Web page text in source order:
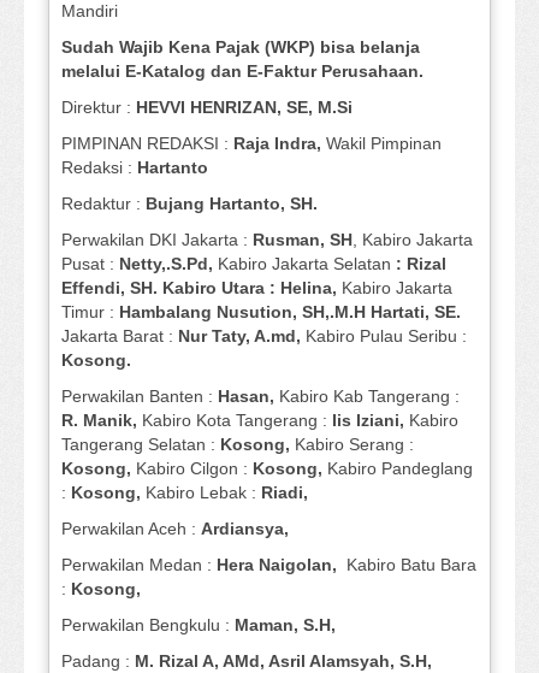
Mandiri
Sudah Wajib Kena Pajak (WKP) bisa belanja
melalui E-Katalog dan E-Faktur Perusahaan.
Direktur : HEVVI HENRIZAN, SE, M.Si
PIMPINAN REDAKSI : Raja Indra, Wakil Pimpinan
Redaksi : Hartanto
Redaktur : Bujang Hartanto, SH.
Perwakilan DKI Jakarta : Rusman, SH, Kabiro Jakarta
Pusat : Netty,.S.Pd, Kabiro Jakarta Selatan : Rizal
Effendi, SH. Kabiro Utara : Helina, Kabiro Jakarta
Timur : Hambalang Nusution, SH,.M.H Hartati, SE.
Jakarta Barat : Nur Taty, A.md, Kabiro Pulau Seribu :
Kosong.
Perwakilan Banten : Hasan, Kabiro Kab Tangerang :
R. Manik, Kabiro Kota Tangerang : Iis Iziani, Kabiro
Tangerang Selatan : Kosong, Kabiro Serang :
Kosong, Kabiro Cilgon : Kosong, Kabiro Pandeglang
: Kosong, Kabiro Lebak : Riadi,
Perwakilan Aceh : Ardiansya,
Perwakilan Medan : Hera Naigolan, Kabiro Batu Bara
: Kosong,
Perwakilan Bengkulu : Maman, S.H,
Padang : M. Rizal A, AMd, Asril Alamsyah, S.H,